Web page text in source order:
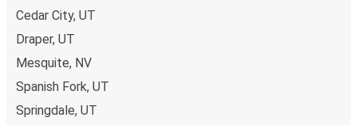
Cedar City, UT
Draper, UT
Mesquite, NV
Spanish Fork, UT
Springdale, UT